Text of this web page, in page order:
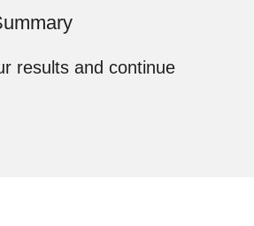
results and continue